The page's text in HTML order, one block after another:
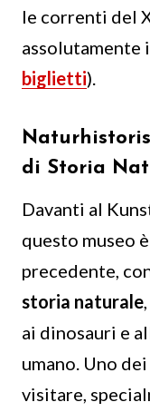
le correnti del
assolutamente
biglietti).
di Storia
Davanti al
questo museo
precedente,
storia naturale
ai dinosauri e
umano. Uno
visitare,